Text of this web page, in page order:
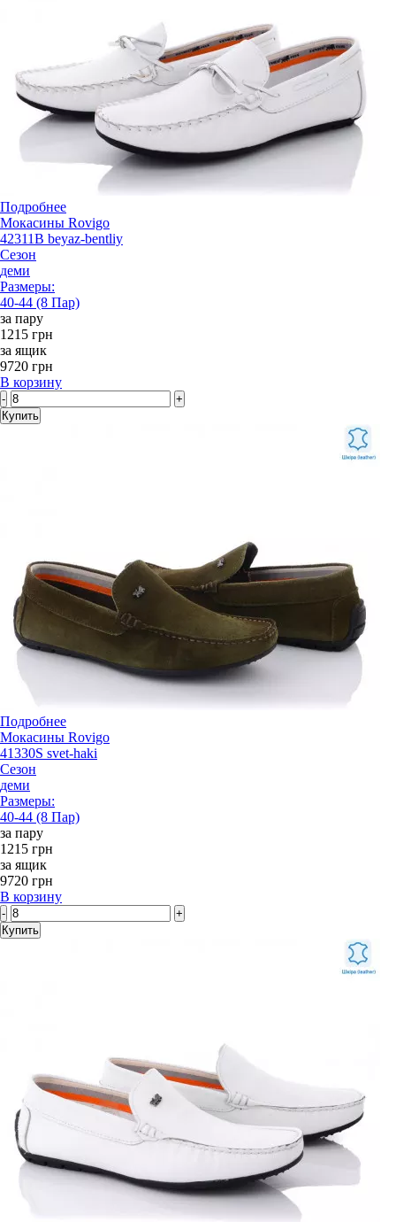
Подробнее
Мокасины Rovigo
42311B beyaz-bentliy
Сезон
деми
Размеры:
40-44 (8 Пар)
за пару
1215 грн
за ящик
9720 грн
В корзину
-
+
Купить
Подробнее
Мокасины Rovigo
41330S svet-haki
Сезон
деми
Размеры:
40-44 (8 Пар)
за пару
1215 грн
за ящик
9720 грн
В корзину
-
+
Купить